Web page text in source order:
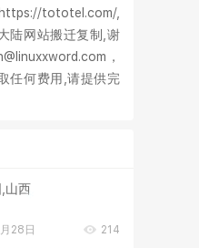
tototel.com/,
陆网站搬迁复制,谢
，
任何费用,请提供完
山西
28日 214